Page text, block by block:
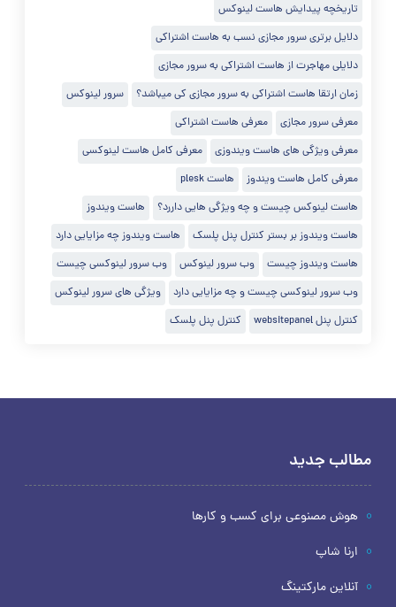
تاریخچه پیدایش هاست لینوکس
دلایل برتری سرور مجازی نسب به هاست اشتراکی
دلایلی مهاجرت از هاست اشتراکی به سرور مجازی
زمان ارتقا هاست اشتراکی به سرور مجازی کی میباشد؟
سرور لینوکس
معرفی سرور مجازی
معرفی هاست اشتراکی
معرفی ویژگی های هاست ویندوزی
معرفی کامل هاست لینوکسی
معرفی کامل هاست ویندوز
هاست plesk
هاست لینوکس چیست و چه ویژگی هایی داررد؟
هاست ویندوز
هاست ویندوز بر بستر کنترل پنل پلسک
هاست ویندوز چه مزایایی دارد
هاست ویندوز چیست
وب سرور لینوکس
وب سرور لینوکسی چیست
وب سرور لینوکسی چیست و چه مزایایی دارد
ویژگی های سرور لینوکس
کنترل پنل websitepanel
کنترل پنل پلسک
مطالب جدید
هوش مصنوعی برای کسب و کارها
ارنا شاپ
آنلاین مارکتینگ